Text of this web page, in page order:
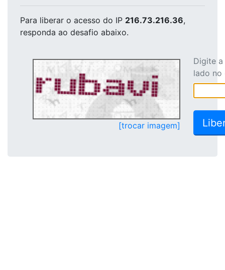
Para liberar o acesso do IP 216.73.216.36,
responda ao desafio abaixo.
[trocar imagem]
Digite
lado no